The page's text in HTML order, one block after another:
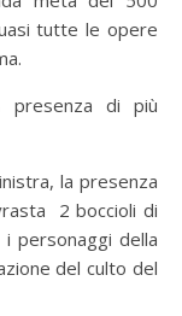
tutte le opere
di più
la presenza
2 boccioli di
personaggi della
del culto del